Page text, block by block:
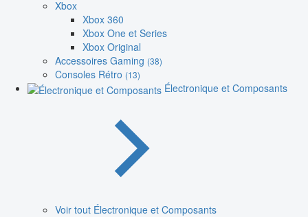
Xbox
Xbox 360
Xbox One et Series
Xbox Original
Accessoires Gaming (38)
Consoles Rétro (13)
Électronique et Composants
Voir tout Électronique et Composants